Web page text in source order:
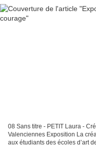
08 Sans titre - PETIT Laura -
Valenciennes Exposition La créativité demande du courage Carte blanche
aux étudiants des écoles d’art